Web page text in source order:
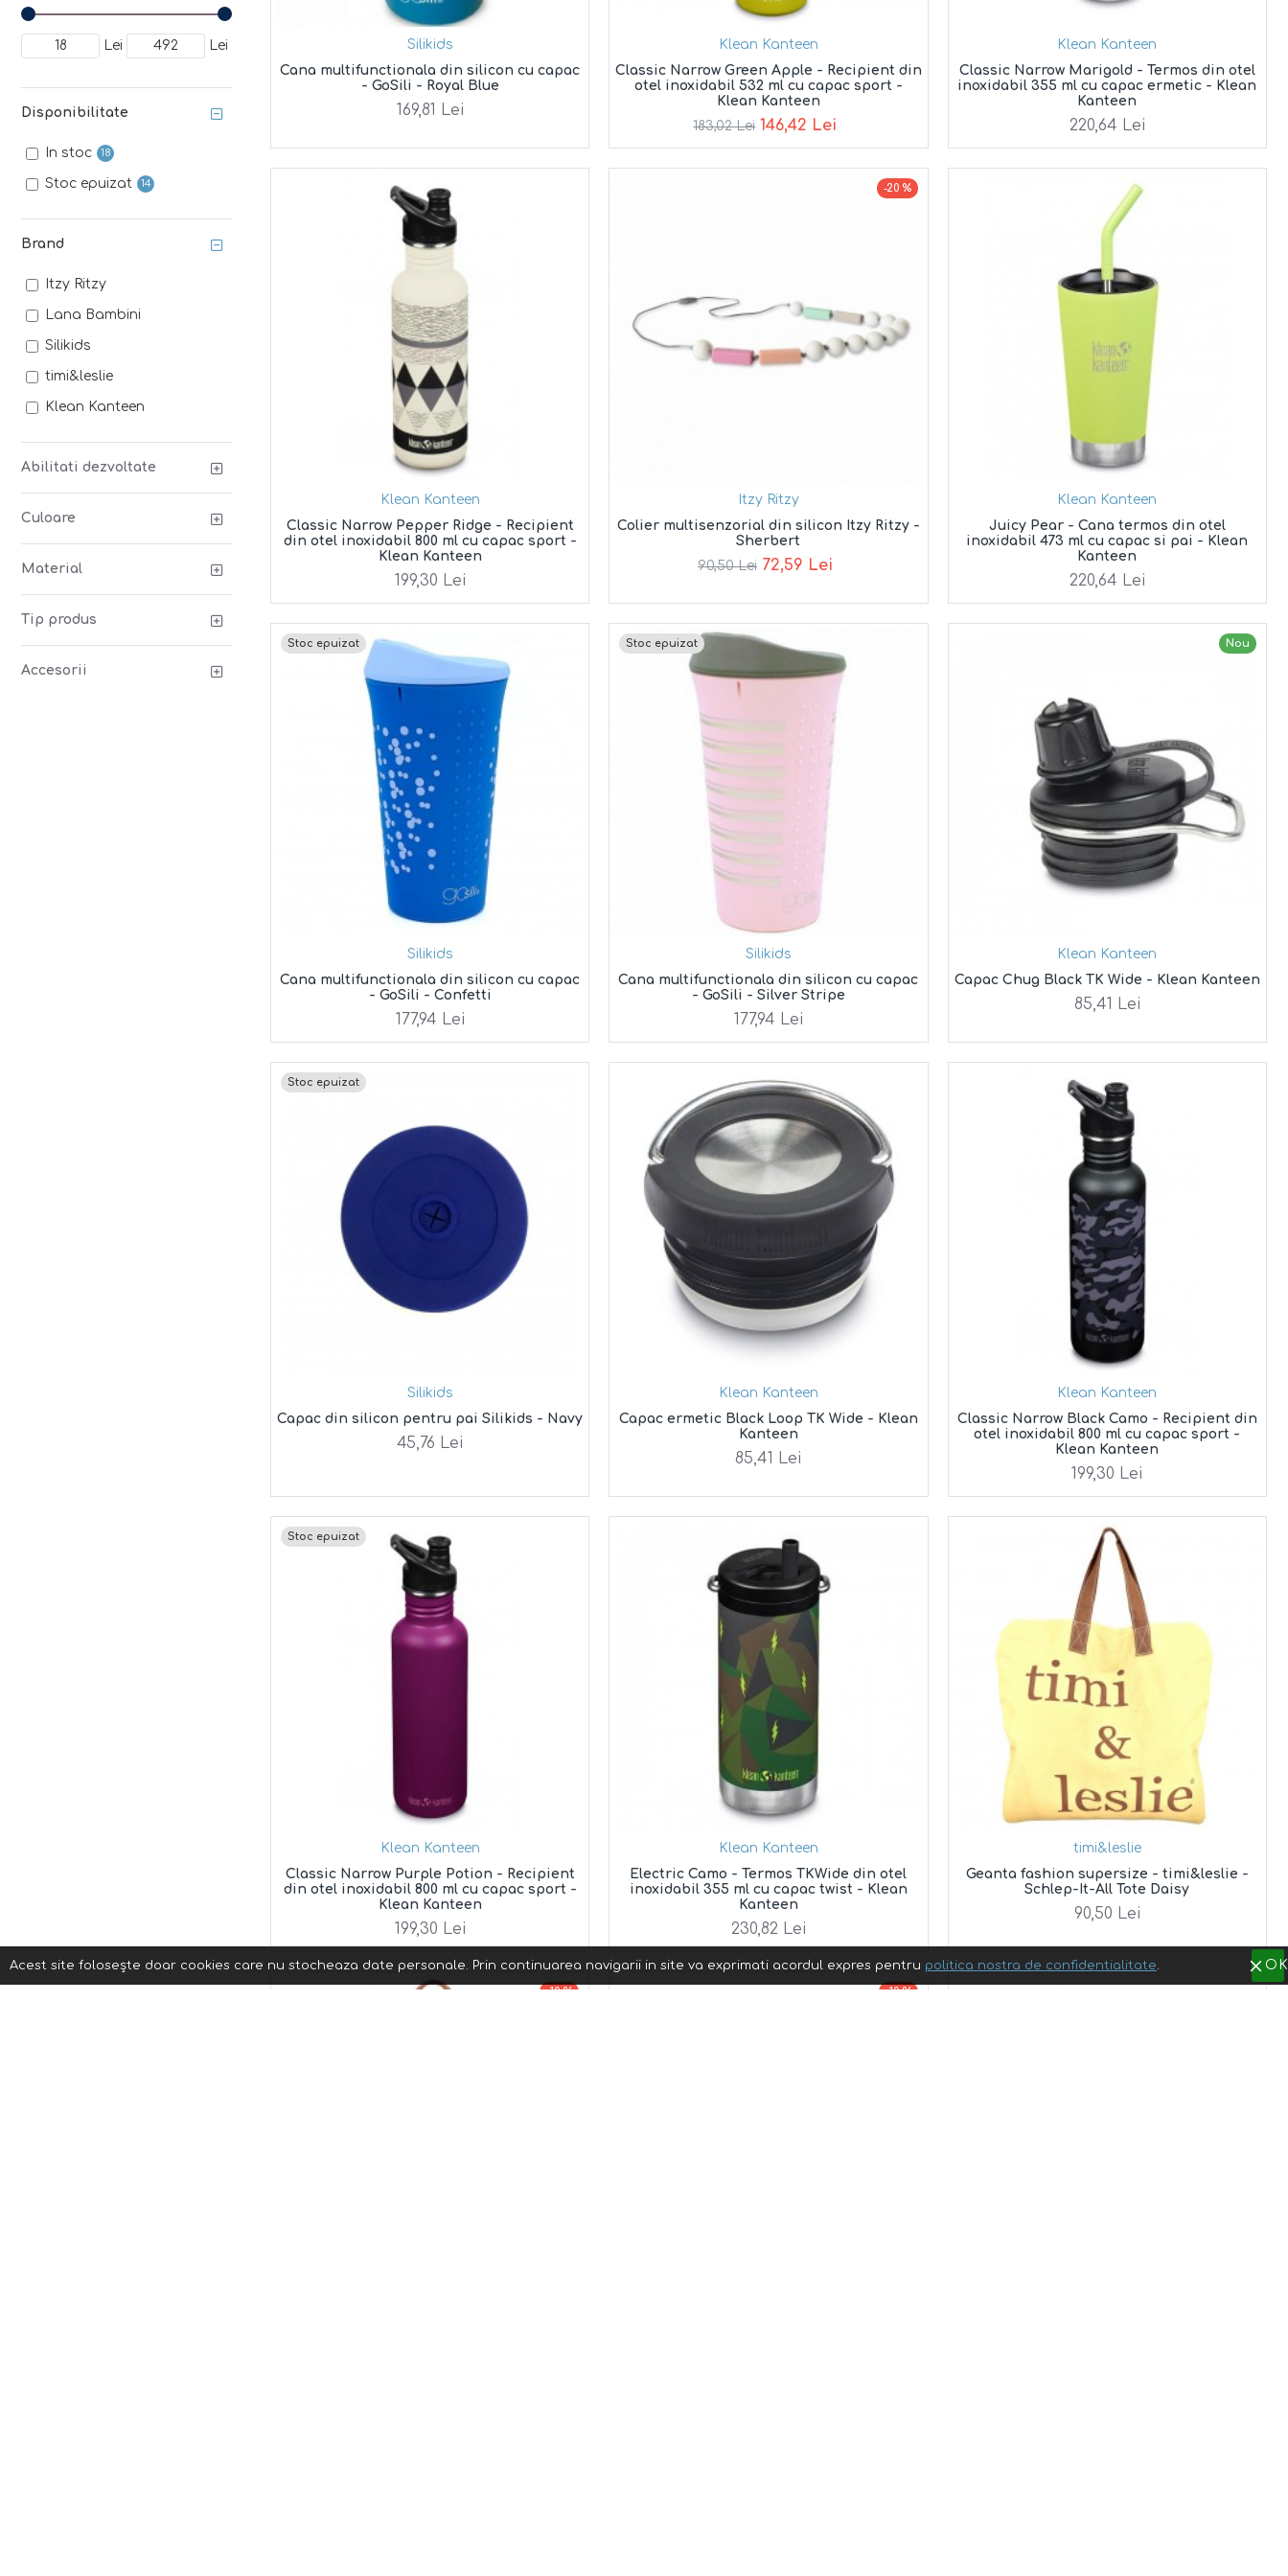
Lei Lei
Brand
Itzy Ritzy
Lana Bambini
Silikids
timi&leslie
Klean Kanteen
Abilitati dezvoltate
Culoare
Material
Tip produs
Accesorii
Disponibilitate
In stoc 18
Stoc epuizat 14
Silikids
Cana multifunctionala din silicon cu capac
- GoSili - Royal Blue
169,81 Lei
Klean Kanteen
Classic Narrow Green Apple - Recipient din
otel inoxidabil 532 ml cu capac sport -
Klean Kanteen
183,02 Lei 146,42 Lei
Klean Kanteen
Classic Narrow Marigold - Termos din otel
inoxidabil 355 ml cu capac ermetic - Klean
Kanteen
220,64 Lei
Klean Kanteen
Classic Narrow Pepper Ridge - Recipient
din otel inoxidabil 800 ml cu capac sport -
Klean Kanteen
199,30 Lei
-20 %
Itzy Ritzy
Colier multisenzorial din silicon Itzy Ritzy -
Sherbert
90,50 Lei 72,59 Lei
Klean Kanteen
Juicy Pear - Cana termos din otel
inoxidabil 473 ml cu capac si pai - Klean
Kanteen
220,64 Lei
Stoc epuizat
Silikids
Cana multifunctionala din silicon cu capac
- GoSili - Confetti
177,94 Lei
Stoc epuizat
Silikids
Cana multifunctionala din silicon cu capac
- GoSili - Silver Stripe
177,94 Lei
Nou
Klean Kanteen
Capac Chug Black TK Wide - Klean Kanteen
85,41 Lei
Stoc epuizat
Silikids
Capac din silicon pentru pai Silikids - Navy
45,76 Lei
Klean Kanteen
Capac ermetic Black Loop TK Wide - Klean
Kanteen
85,41 Lei
Klean Kanteen
Classic Narrow Black Camo - Recipient din
otel inoxidabil 800 ml cu capac sport -
Klean Kanteen
199,30 Lei
Stoc epuizat
Klean Kanteen
Classic Narrow Purple Potion - Recipient
din otel inoxidabil 800 ml cu capac sport -
Klean Kanteen
199,30 Lei
Klean Kanteen
Electric Camo - Termos TKWide din otel
inoxidabil 355 ml cu capac twist - Klean
Kanteen
230,82 Lei
timi&leslie
Geanta fashion supersize - timi&leslie -
Schlep-It-All Tote Daisy
90,50 Lei
-10 % -10 %
OK
Acest site foloseşte doar cookies care nu stocheaza date personale. Prin continuarea navigarii in site va exprimati acordul expres pentru politica nostra de confidentialitate.